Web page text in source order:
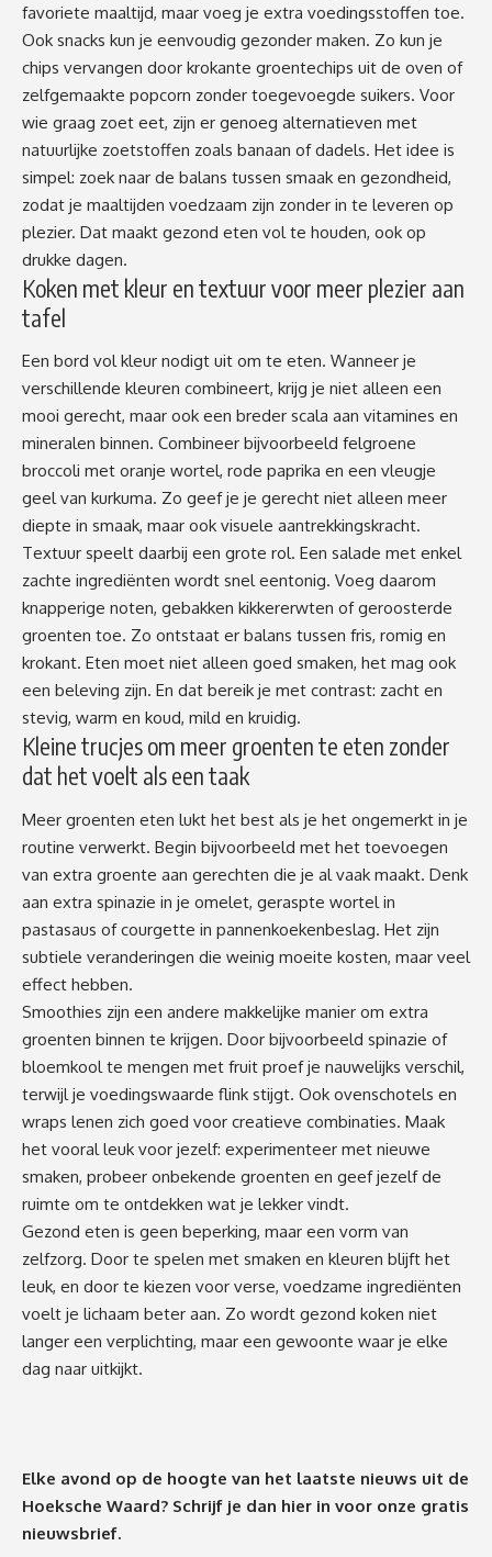
favoriete maaltijd, maar voeg je extra voedingsstoffen toe.
Ook snacks kun je eenvoudig gezonder maken. Zo kun je
chips vervangen door krokante groentechips uit de oven of
zelfgemaakte popcorn zonder toegevoegde suikers. Voor
wie graag zoet eet, zijn er genoeg alternatieven met
natuurlijke zoetstoffen zoals banaan of dadels. Het idee is
simpel: zoek naar de balans tussen smaak en gezondheid,
zodat je maaltijden voedzaam zijn zonder in te leveren op
plezier. Dat maakt gezond eten vol te houden, ook op
drukke dagen.
Koken met kleur en textuur voor meer plezier aan
tafel
Een bord vol kleur nodigt uit om te eten. Wanneer je
verschillende kleuren combineert, krijg je niet alleen een
mooi gerecht, maar ook een breder scala aan vitamines en
mineralen binnen. Combineer bijvoorbeeld felgroene
broccoli met oranje wortel, rode paprika en een vleugje
geel van kurkuma. Zo geef je je gerecht niet alleen meer
diepte in smaak, maar ook visuele aantrekkingskracht.
Textuur speelt daarbij een grote rol. Een salade met enkel
zachte ingrediënten wordt snel eentonig. Voeg daarom
knapperige noten, gebakken kikkererwten of geroosterde
groenten toe. Zo ontstaat er balans tussen fris, romig en
krokant. Eten moet niet alleen goed smaken, het mag ook
een beleving zijn. En dat bereik je met contrast: zacht en
stevig, warm en koud, mild en kruidig.
Kleine trucjes om meer groenten te eten zonder
dat het voelt als een taak
Meer groenten eten lukt het best als je het ongemerkt in je
routine verwerkt. Begin bijvoorbeeld met het toevoegen
van extra groente aan gerechten die je al vaak maakt. Denk
aan extra spinazie in je omelet, geraspte wortel in
pastasaus of courgette in pannenkoekenbeslag. Het zijn
subtiele veranderingen die weinig moeite kosten, maar veel
effect hebben.
Smoothies zijn een andere makkelijke manier om extra
groenten binnen te krijgen. Door bijvoorbeeld spinazie of
bloemkool te mengen met fruit proef je nauwelijks verschil,
terwijl je voedingswaarde flink stijgt. Ook ovenschotels en
wraps lenen zich goed voor creatieve combinaties. Maak
het vooral leuk voor jezelf: experimenteer met nieuwe
smaken, probeer onbekende groenten en geef jezelf de
ruimte om te ontdekken wat je lekker vindt.
Gezond eten is geen beperking, maar een vorm van
zelfzorg. Door te spelen met smaken en kleuren blijft het
leuk, en door te kiezen voor verse, voedzame ingrediënten
voelt je lichaam beter aan. Zo wordt gezond koken niet
langer een verplichting, maar een gewoonte waar je elke
dag naar uitkijkt.
Elke avond op de hoogte van het laatste nieuws uit de
Hoeksche Waard? Schrijf je dan hier in voor onze gratis
nieuwsbrief.